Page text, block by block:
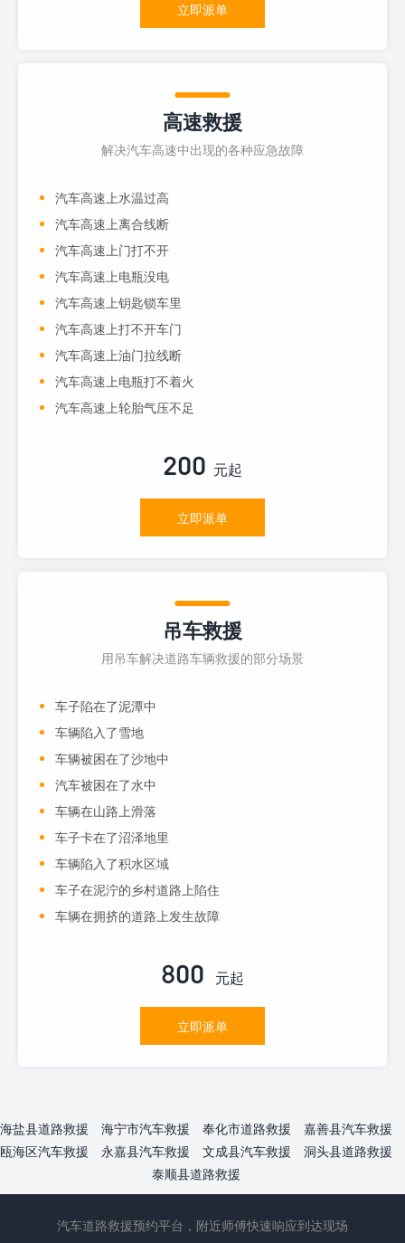
立即派单
高速救援
解决汽车高速中出现的各种应急故障
汽车高速上水温过高
汽车高速上离合线断
汽车高速上门打不开
汽车高速上电瓶没电
汽车高速上钥匙锁车里
汽车高速上打不开车门
汽车高速上油门拉线断
汽车高速上电瓶打不着火
汽车高速上轮胎气压不足
200 元起
立即派单
吊车救援
用吊车解决道路车辆救援的部分场景
车子陷在了泥潭中
车辆陷入了雪地
车辆被困在了沙地中
汽车被困在了水中
车辆在山路上滑落
车子卡在了沼泽地里
车辆陷入了积水区域
车子在泥泞的乡村道路上陷住
车辆在拥挤的道路上发生故障
800 元起
立即派单
海盐县道路救援 海宁市汽车救援 奉化市道路救援
嘉善县汽车救援
瓯海区汽车救援
永嘉县汽车救援 文成县汽车救援
洞头县道路救援
泰顺县道路救援
汽车道路救援预约平台，附近师傅快速响应到达现场